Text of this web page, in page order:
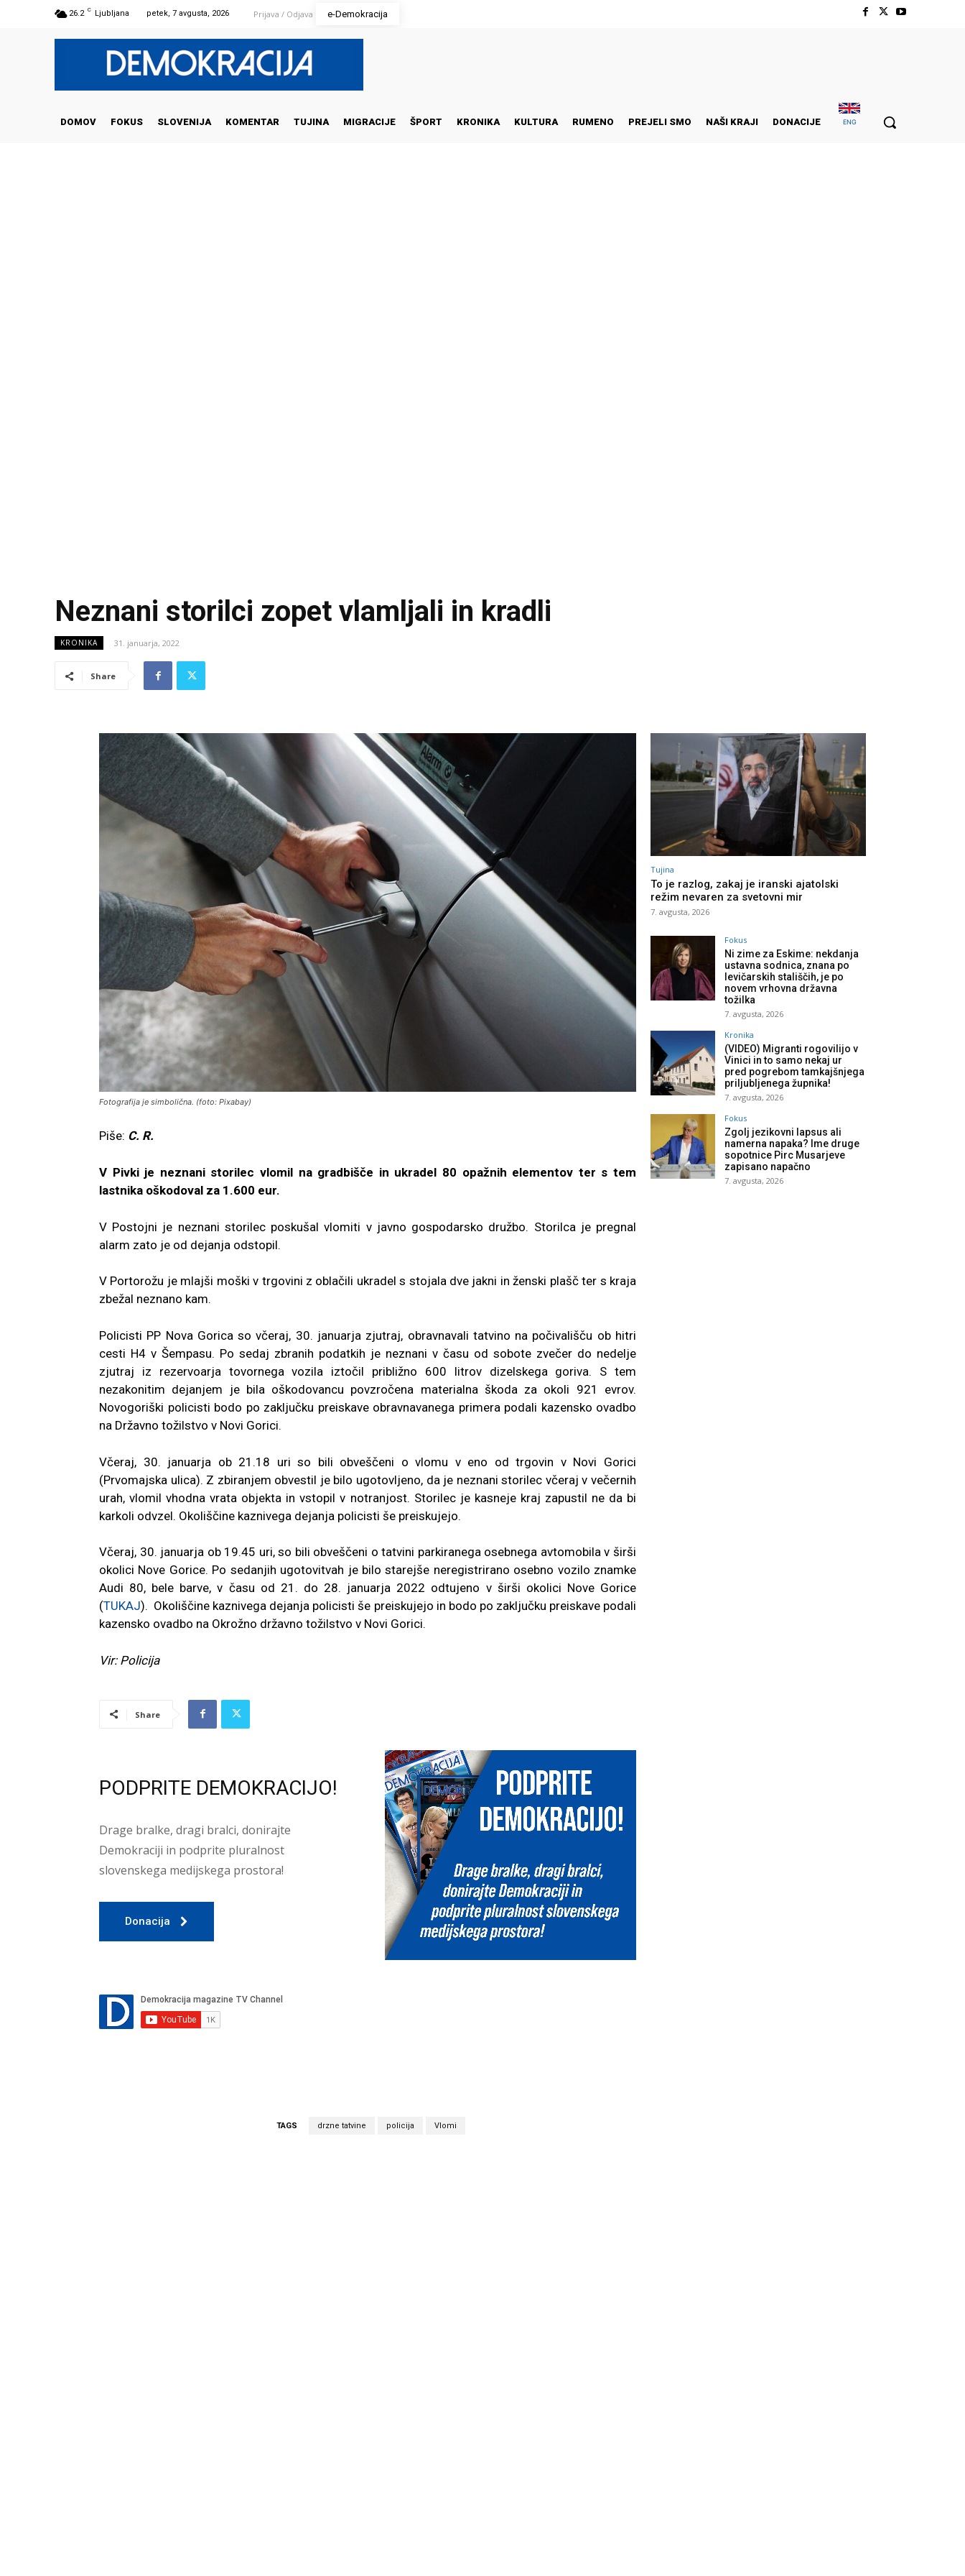
26.2 C Ljubljana petek, 7 avgusta, 2026 Prijava / Odjava e-Demokracija
DOMOV FOKUS SLOVENIJA KOMENTAR TUJINA MIGRACIJE ŠPORT KRONIKA KULTURA RUMENO PREJELI SMO NAŠI KRAJI DONACIJE ENG
Neznani storilci zopet vlamljali in kradli
KRONIKA 31. januarja, 2022
Share
Fotografija je simbolična. (foto: Pixabay)
Piše: C. R.
V Pivki je neznani storilec vlomil na gradbišče in ukradel 80 opažnih elementov ter s tem
lastnika oškodoval za 1.600 eur.
V Postojni je neznani storilec poskušal vlomiti v javno gospodarsko družbo. Storilca je pregnal
alarm zato je od dejanja odstopil.
V Portorožu je mlajši moški v trgovini z oblačili ukradel s stojala dve jakni in ženski plašč ter s kraja
zbežal neznano kam.
Policisti PP Nova Gorica so včeraj, 30. januarja zjutraj, obravnavali tatvino na počivališču ob hitri
cesti H4 v Šempasu. Po sedaj zbranih podatkih je neznani v času od sobote zvečer do nedelje
zjutraj iz rezervoarja tovornega vozila iztočil približno 600 litrov dizelskega goriva. S tem
nezakonitim dejanjem je bila oškodovancu povzročena materialna škoda za okoli 921 evrov.
Novogoriški policisti bodo po zaključku preiskave obravnavanega primera podali kazensko ovadbo
na Državno tožilstvo v Novi Gorici.
Včeraj, 30. januarja ob 21.18 uri so bili obveščeni o vlomu v eno od trgovin v Novi Gorici
(Prvomajska ulica). Z zbiranjem obvestil je bilo ugotovljeno, da je neznani storilec včeraj v večernih
urah, vlomil vhodna vrata objekta in vstopil v notranjost. Storilec je kasneje kraj zapustil ne da bi
karkoli odvzel. Okoliščine kaznivega dejanja policisti še preiskujejo.
Včeraj, 30. januarja ob 19.45 uri, so bili obveščeni o tatvini parkiranega osebnega avtomobila v širši
okolici Nove Gorice. Po sedanjih ugotovitvah je bilo starejše neregistrirano osebno vozilo znamke
Audi 80, bele barve, v času od 21. do 28. januarja 2022 odtujeno v širši okolici Nove Gorice
(TUKAJ). Okoliščine kaznivega dejanja policisti še preiskujejo in bodo po zaključku preiskave podali
kazensko ovadbo na Okrožno državno tožilstvo v Novi Gorici.
Vir: Policija
Share
PODPRITE DEMOKRACIJO!
Drage bralke, dragi bralci, donirajte
Demokraciji in podprite pluralnost
slovenskega medijskega prostora!
Donacija
TAGS drzne tatvine policija Vlomi
Tujina
To je razlog, zakaj je iranski ajatolski
režim nevaren za svetovni mir
7. avgusta, 2026
Fokus
Ni zime za Eskime: nekdanja
ustavna sodnica, znana po
levičarskih stališčih, je po
novem vrhovna državna
tožilka
7. avgusta, 2026
Kronika
(VIDEO) Migranti rogovilijo v
Vinici in to samo nekaj ur
pred pogrebom tamkajšnjega
priljubljenega župnika!
7. avgusta, 2026
Fokus
Zgolj jezikovni lapsus ali
namerna napaka? Ime druge
sopotnice Pirc Musarjeve
zapisano napačno
7. avgusta, 2026